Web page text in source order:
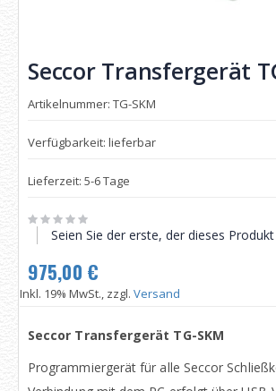
Seccor Transfergerät
Artikelnummer: TG-SKM
Verfügbarkeit: lieferbar
Lieferzeit: 5-6 Tage
Seien Sie der erste, der dieses
975,00 €
Inkl. 19% MwSt., zzgl. Versand
Seccor Transfergerät TG-SKM
Programmiergerät für alle Seccor